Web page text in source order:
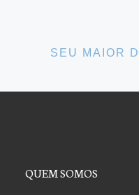
SEU MAIOR
QUEM SOMOS